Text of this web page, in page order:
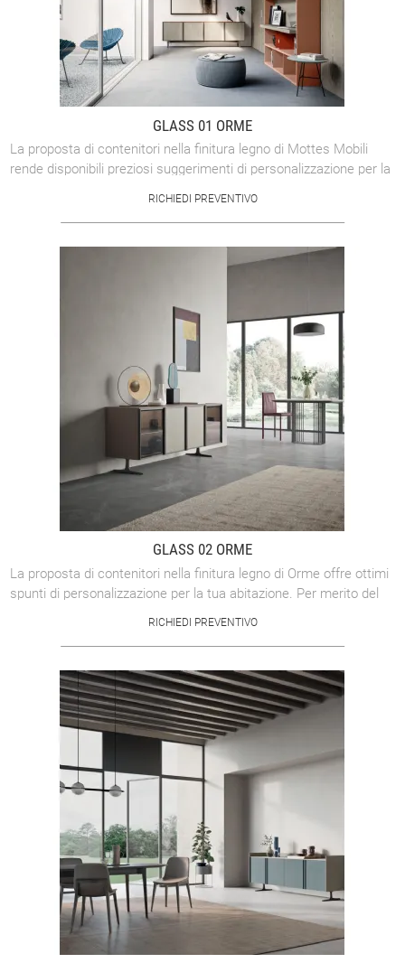
GLASS 01 ORME
La proposta di contenitori nella finitura legno di Mottes Mobili
rende disponibili preziosi suggerimenti di personalizzazione per la
RICHIEDI PREVENTIVO
GLASS 02 ORME
La proposta di contenitori nella finitura legno di Orme offre ottimi
spunti di personalizzazione per la tua abitazione. Per merito del
RICHIEDI PREVENTIVO